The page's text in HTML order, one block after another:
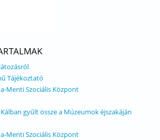
Tájékoztató
Menti Szociális Központ
gyűlt össze a Múzeumok éjszakáján
Menti Szociális Központ